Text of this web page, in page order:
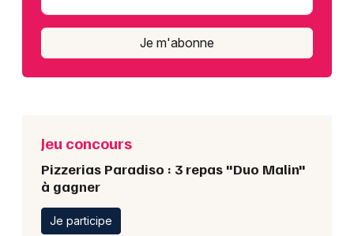
Je m'abonne
Jeu concours
Pizzerias Paradiso : 3 repas "Duo Malin"
à gagner
Je participe